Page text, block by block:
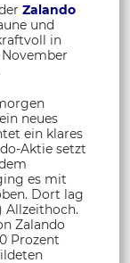
Zalando
und
in
neues
ein klares
Aktie setzt
es mit
Dort lag
Allzeithoch.
Zalando
Prozent